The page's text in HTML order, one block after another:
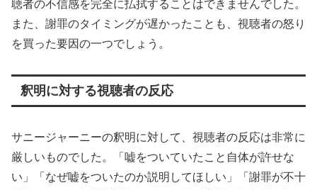
聴者の不信感を完全に払拭することはできませんでした。
また、謝罪のタイミングが遅かったことも、視聴者の怒り
を買った要因の一つでしょう。
釈明に対する視聴者の反応
サニージャーニーの釈明に対して、視聴者の反応は非常に
厳しいものでした。「嘘をついていたこと自体が許せな
い」「なぜ嘘をついたのか説明してほしい」「謝罪が不十